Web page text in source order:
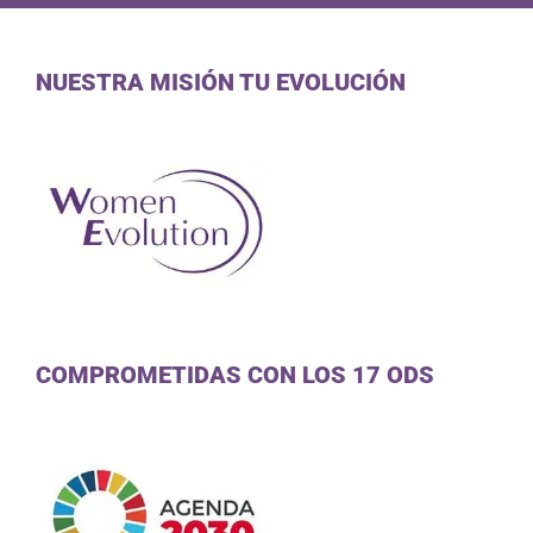
COMPROMETIDAS CON LOS 17 ODS